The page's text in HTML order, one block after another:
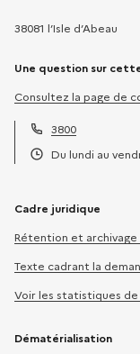
38081 l’Isle d’Abeau
Une question sur
Consultez la page de
Téléphone :
3800
Du lundi au
Cadre juridique
Rétention et archivage
Texte cadrant la
Voir les statistiques de
Dématérialisation